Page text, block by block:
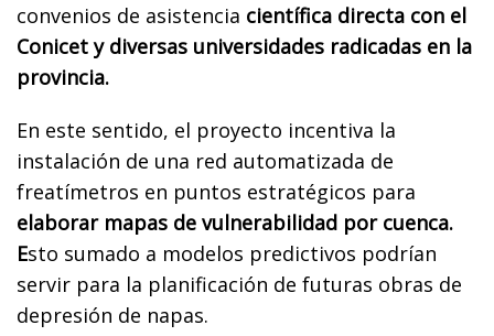
convenios de asistencia científica directa con el
Conicet y diversas universidades radicadas en la
provincia.
En este sentido, el proyecto incentiva la
instalación de una red automatizada de
freatímetros en puntos estratégicos para
elaborar mapas de vulnerabilidad por cuenca.
Esto sumado a modelos predictivos podrían
servir para la planificación de futuras obras de
depresión de napas.